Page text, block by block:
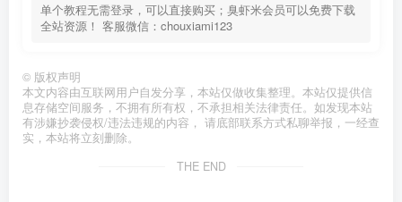
单个教程无需登录，可以直接购买；臭虾米会员可以免费下载
全站资源！ 客服微信：chouxiami123
© 版权声明
本文内容由互联网用户自发分享，本站仅做收集整理。本站仅提供信
息存储空间服务，不拥有所有权，不承担相关法律责任。如发现本站
有涉嫌抄袭侵权/违法违规的内容， 请底部联系方式私聊举报，一经查
实，本站将立刻删除。
THE END